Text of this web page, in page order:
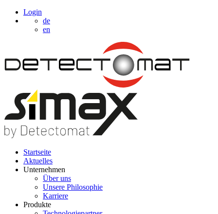
Login
de
en
Startseite
Aktuelles
Unternehmen
Über uns
Unsere Philosophie
Karriere
Produkte